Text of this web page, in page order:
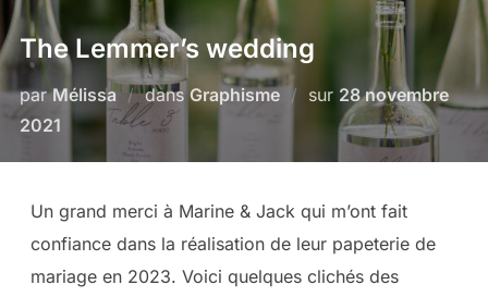
The Lemmer’s wedding
parMélissa dans Graphisme sur 28 novembre
2021
Un grand merci à Marine & Jack qui m’ont fait
confiance dans la réalisation de leur papeterie de
mariage en 2023. Voici quelques clichés des